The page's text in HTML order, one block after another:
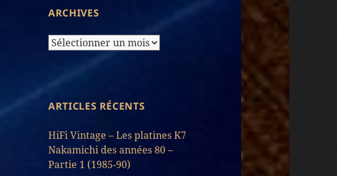
ARCHIVES
Archives
ARTICLES RÉCENTS
HiFi Vintage – Les platines K7
Nakamichi des années 80 –
Partie 1 (1985-90)